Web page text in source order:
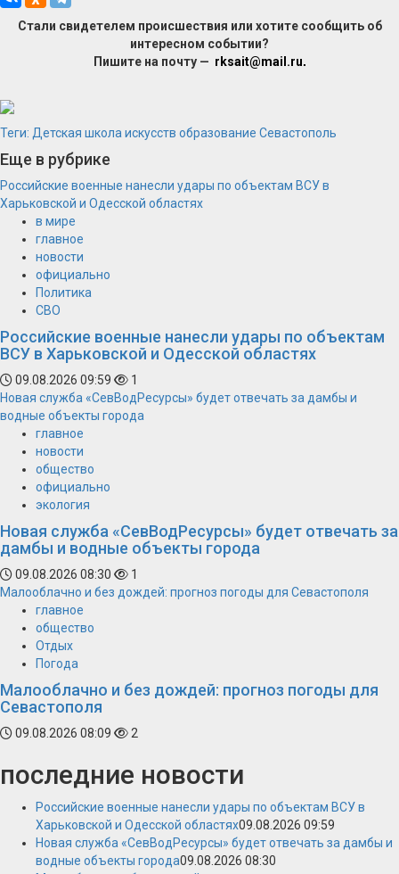
Стали свидетелем происшествия или хотите сообщить об
интересном событии?
Пишите на почту — rksait@mail.ru.
Теги: Детская школа искусств образование Севастополь
Еще в рубрике
Российские военные нанесли удары по объектам ВСУ в
Харьковской и Одесской областях
в мире
главное
новости
официально
Политика
СВО
Российские военные нанесли удары по объектам
ВСУ в Харьковской и Одесской областях
09.08.2026 09:59
1
Новая служба «СевВодРесурсы» будет отвечать за дамбы и
водные объекты города
главное
новости
общество
официально
экология
Новая служба «СевВодРесурсы» будет отвечать за
дамбы и водные объекты города
09.08.2026 08:30
1
Малооблачно и без дождей: прогноз погоды для Севастополя
главное
общество
Отдых
Погода
Малооблачно и без дождей: прогноз погоды для
Севастополя
09.08.2026 08:09 2
последние новости
Российские военные нанесли удары по объектам ВСУ в
Харьковской и Одесской областях09.08.2026 09:59
Новая служба «СевВодРесурсы» будет отвечать за дамбы и
водные объекты города09.08.2026 08:30